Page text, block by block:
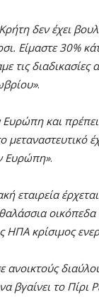
δεν έχει
Είμαστε 30%
τις
.
και
Ευρώπη».
εταιρεία
οικόπεδα
ΗΠΑ κρίσιμος
ανοικτούς
βγαίνει το Πίρι